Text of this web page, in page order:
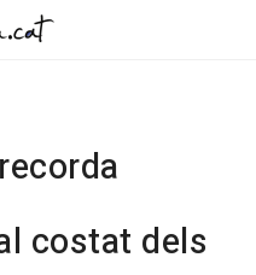
costat dels